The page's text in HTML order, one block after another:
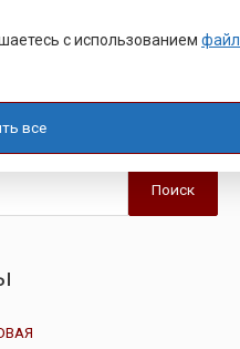
Поиск
с использованием
все